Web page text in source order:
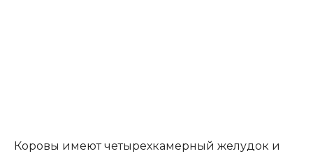
Коровы имеют четырехкамерный желудок и